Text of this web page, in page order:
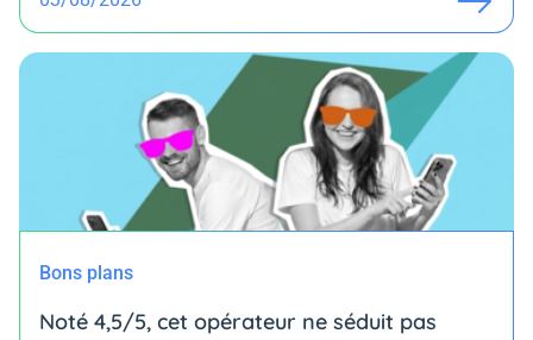
Bons plans
Noté 4,5/5, cet opérateur ne séduit pas